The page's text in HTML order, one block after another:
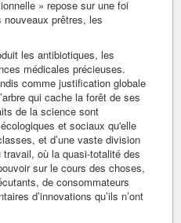
» repose sur une foi
prêtres, les
les antibiotiques, les
médicales précieuses.
comme justification globale
qui cache la forêt de ses
de la science sont
et sociaux qu'elle
et d’une vaste division
où la quasi-totalité des
sur le cours des choses,
de consommateurs
d’innovations qu’ils n’ont